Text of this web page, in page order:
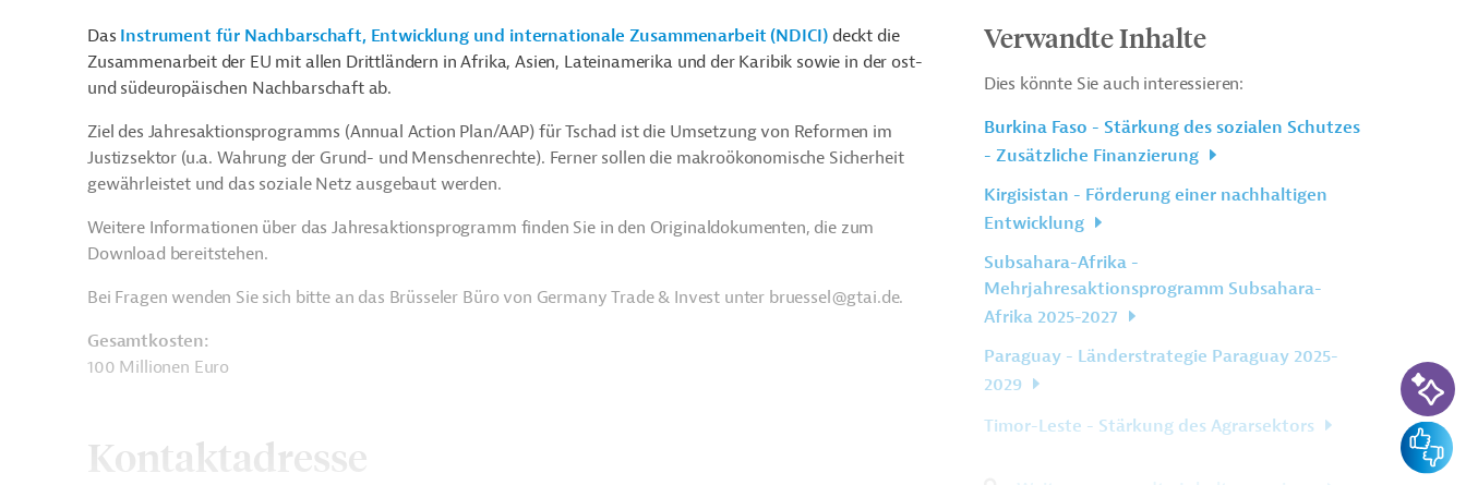
Das Instrument für Nachbarschaft, Entwicklung und internationale Zusammenarbeit (NDICI) deckt die
Zusammenarbeit der EU mit allen Drittländern in Afrika, Asien, Lateinamerika und der Karibik sowie in der ost-
und südeuropäischen Nachbarschaft ab.
Ziel des Jahresaktionsprogramms (Annual Action Plan/AAP) für Tschad ist die Umsetzung von Reformen im
Justizsektor (u.a. Wahrung der Grund- und Menschenrechte). Ferner sollen die makroökonomische Sicherheit
gewährleistet und das soziale Netz ausgebaut werden.
Weitere Informationen über das Jahresaktionsprogramm finden Sie in den Originaldokumenten, die zum
Download bereitstehen.
Bei Fragen wenden Sie sich bitte an das Brüsseler Büro von Germany Trade & Invest unter bruessel@gtai.de.
Gesamtkosten:
100 Millionen Euro
Kontaktadresse
Verwandte Inhalte
Dies könnte Sie auch interessieren:
Burkina Faso - Stärkung des sozialen Schutzes
- Zusätzliche Finanzierung
Kirgisistan - Förderung einer nachhaltigen
Entwicklung
Subsahara-Afrika -
Mehrjahresaktionsprogramm Subsahara-
Afrika 2025-2027
Paraguay - Länderstrategie Paraguay 2025-
2029
Timor-Leste - Stärkung des Agrarsektors
KI-